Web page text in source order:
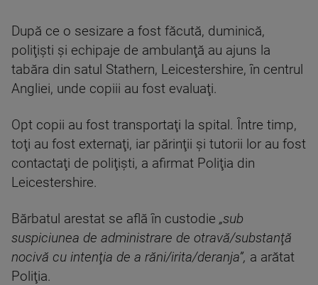
După ce o sesizare a fost făcută, duminică,
poliţişti şi echipaje de ambulanţă au ajuns la
tabăra din satul Stathern, Leicestershire, în centrul
Angliei, unde copiii au fost evaluaţi.
Opt copii au fost transportaţi la spital. Între timp,
toţi au fost externaţi, iar părinţii şi tutorii lor au fost
contactaţi de poliţişti, a afirmat Poliţia din
Leicestershire.
Bărbatul arestat se află în custodie „sub
suspiciunea de administrare de otravă/substanţă
nocivă cu intenţia de a răni/irita/deranja”, a arătat
Poliţia.